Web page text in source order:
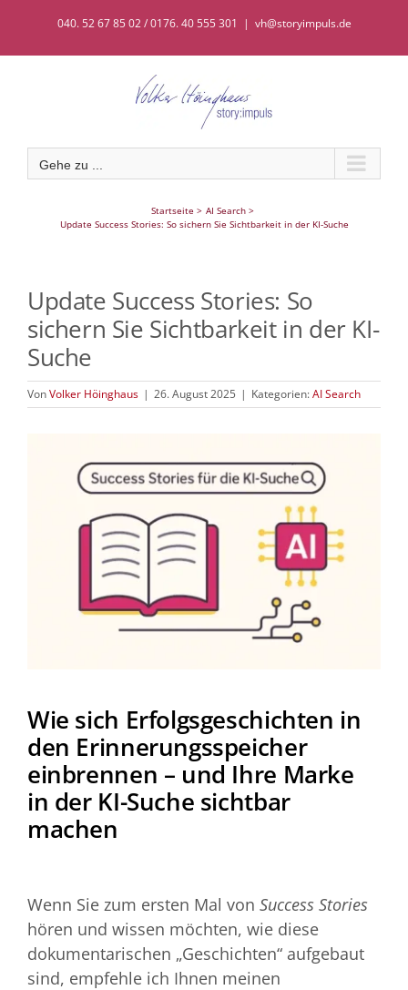
springen
040. 52 67 85 02 / 0176. 40 555 301 | vh@storyimpuls.de
Gehe zu ...
Startseite
AI Search
Update Success Stories: So sichern Sie Sichtbarkeit in der KI-Suche
Update Success Stories: So
sichern Sie Sichtbarkeit in der KI-
Suche
VonVolker Höinghaus | 26. August 2025 | Kategorien:AI Search
Wie sich Erfolgsgeschichten in
den Erinnerungsspeicher
einbrennen – und Ihre Marke
in der KI-Suche sichtbar
machen
Wenn Sie zum ersten Mal von Success Stories
hören und wissen möchten, wie diese
dokumentarischen „Geschichten“ aufgebaut
sind, empfehle ich Ihnen meinen